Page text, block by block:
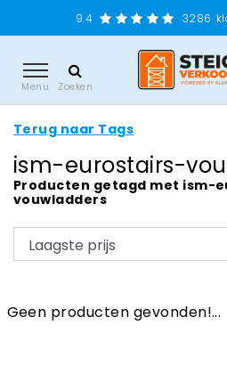
9.4 3286
Menu Zoeken
Terug naar Tags
ism-eurostairs-
Producten getagd met ism-
vouwladders
Geen producten gevonden!...